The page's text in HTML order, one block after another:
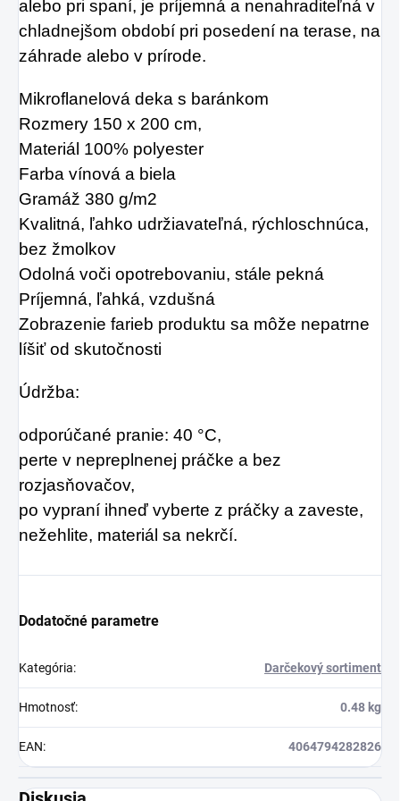
kolagénu zanikať.
Preto rad prichádza
ktorý je v tomto
prípade skvelým
riešením.
alebo pri spaní, je príjemná a nenahraditeľná v
chladnejšom období pri posedení na terase, na
záhrade alebo v prírode.
Mikroflanelová deka s baránkom
Rozmery 150 x 200 cm,
Materiál 100% polyester
Farba vínová a biela
Gramáž 380 g/m2
Kvalitná, ľahko udržiavateľná, rýchloschnúca,
bez žmolkov
Odolná voči opotrebovaniu, stále pekná
Príjemná, ľahká, vzdušná
Zobrazenie farieb produktu sa môže nepatrne
líšiť od skutočnosti
Údržba:
odporúčané pranie: 40 °C,
perte v nepreplnenej práčke a bez
rozjasňovačov,
po vypraní ihneď vyberte z práčky a zaveste,
nežehlite, materiál sa nekrčí.
Dodatočné parametre
Kategória: Darčekový sortiment
Hmotnosť: 0.48 kg
EAN: 4064794282826